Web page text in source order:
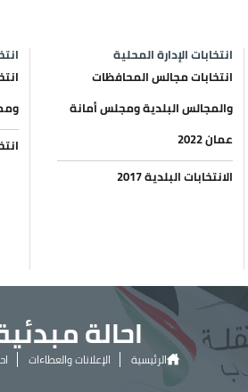
انتخابات الإدارة المحلية
انتخابات مجالس المحافظات
والمجالس البلدية ومجلس أمانة
عمان 2022
الانتخابات البلدية 2017
احالة
الرئيسية الإعلانات والعطاءات